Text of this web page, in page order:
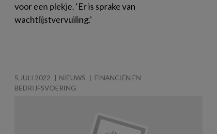
voor een plekje. ‘Er is sprake van
wachtlijstvervuiling.’
5 JULI 2022 NIEUWS
FINANCIËN EN
BEDRIJFSVOERING